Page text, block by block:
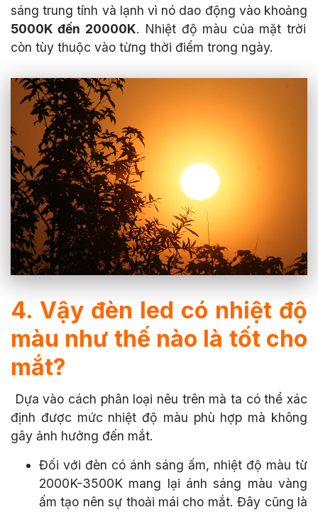
sáng trung tính và lạnh vì nó dao động vào khoảng
5000K đến 20000K. Nhiệt độ màu của mặt trời
còn tùy thuộc vào từng thời điểm trong ngày.
4. Vậy đèn led có nhiệt độ
màu như thế nào là tốt cho
mắt?
Dựa vào cách phân loại nêu trên mà ta có thể xác
định được mức nhiệt độ màu phù hợp mà không
gây ảnh hưởng đến mắt.
Đối với đèn có ánh sáng ấm, nhiệt độ màu từ
2000K-3500K mang lại ánh sáng màu vàng
ấm tạo nên sự thoải mái cho mắt. Đây cũng là